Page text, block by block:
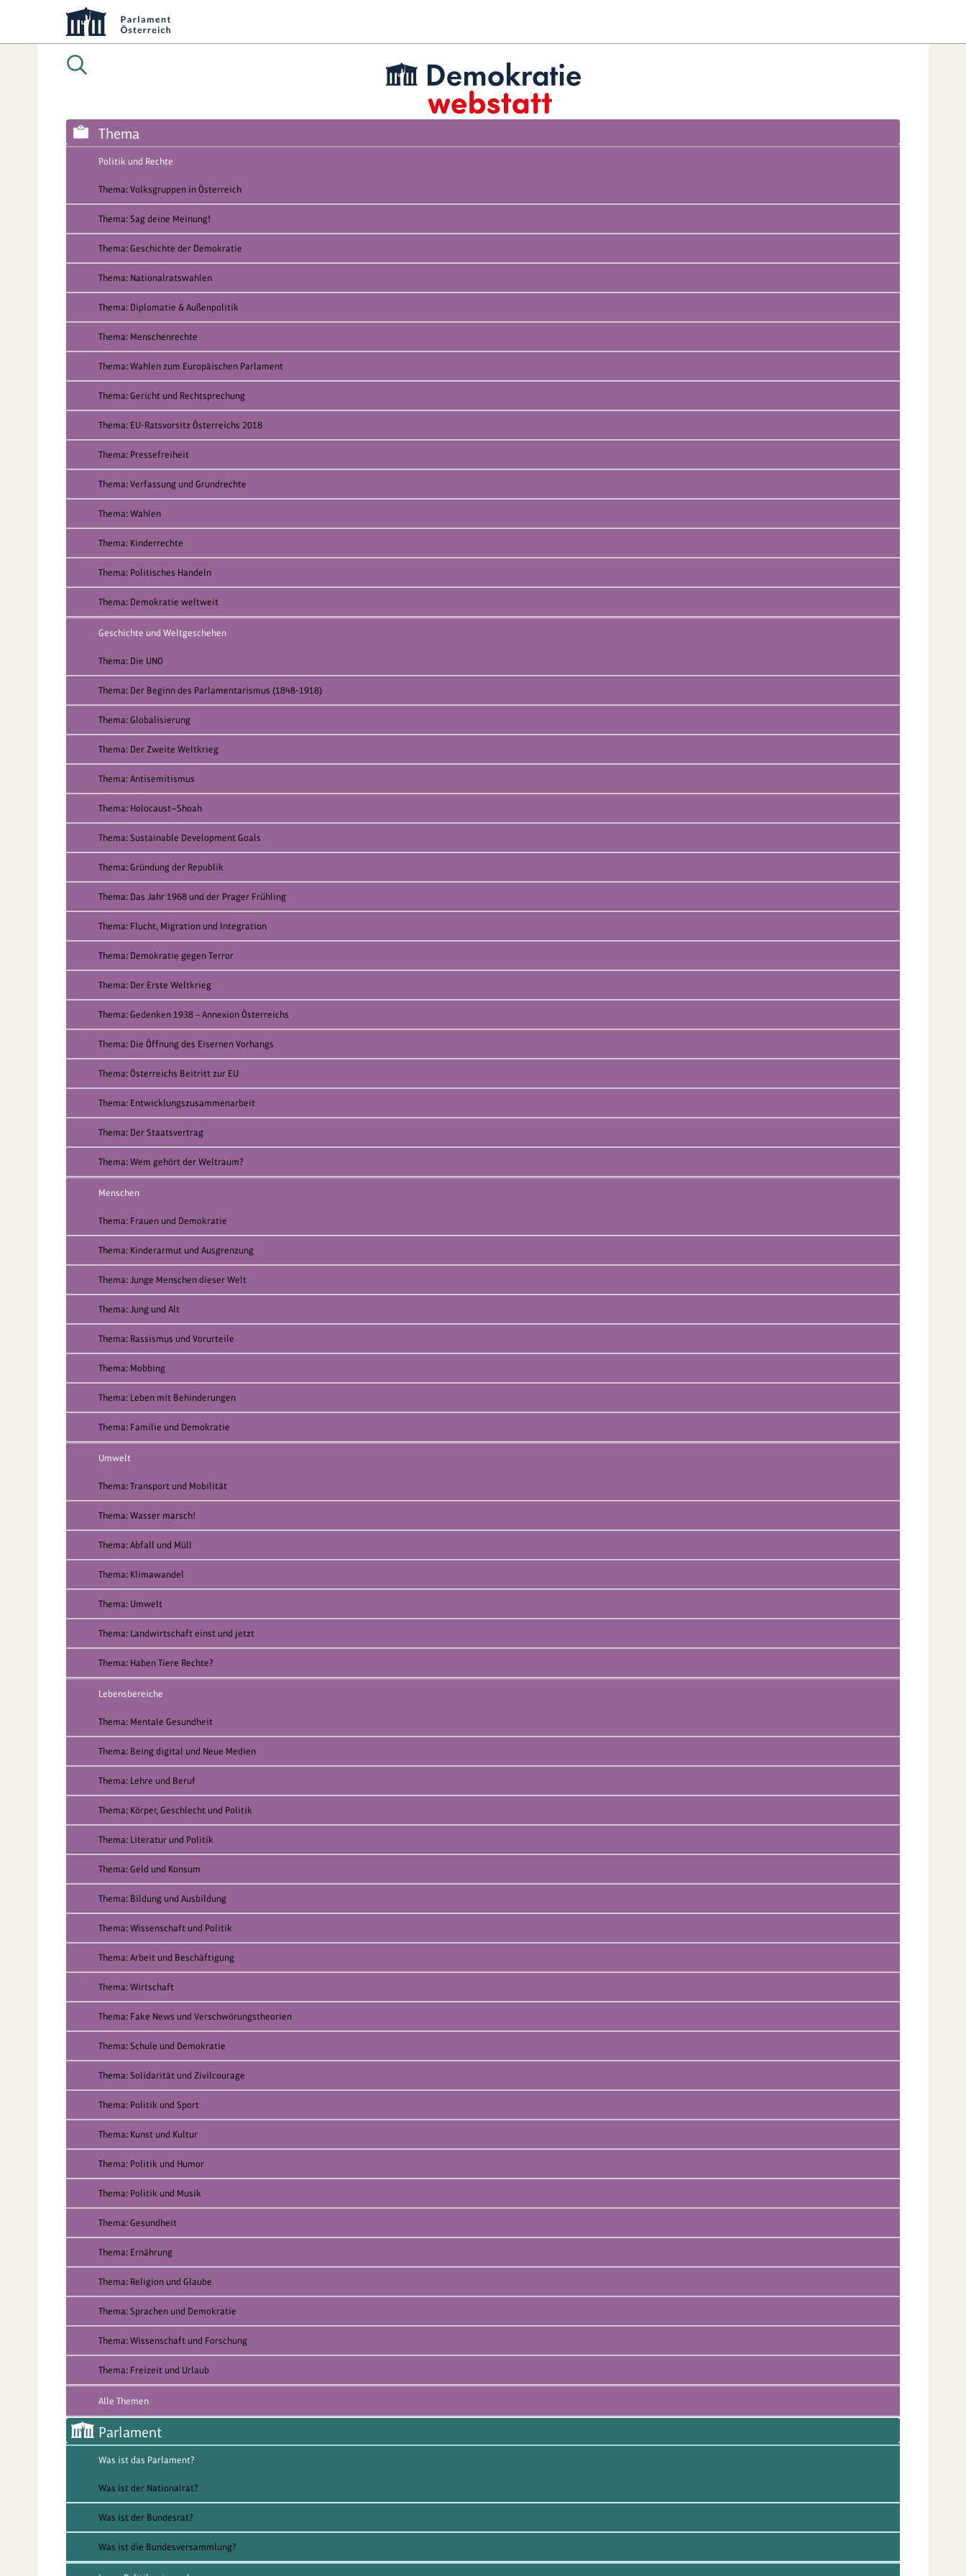
Thema
Politik und Rechte
Thema: Volksgruppen in Österreich
Thema: Sag deine Meinung!
Thema: Geschichte der Demokratie
Thema: Nationalratswahlen
Thema: Diplomatie & Außenpolitik
Thema: Menschenrechte
Thema: Wahlen zum Europäischen Parlament
Thema: Gericht und Rechtsprechung
Thema: EU-Ratsvorsitz Österreichs 2018
Thema: Pressefreiheit
Thema: Verfassung und Grundrechte
Thema: Wahlen
Thema: Kinderrechte
Thema: Politisches Handeln
Thema: Demokratie weltweit
Geschichte und Weltgeschehen
Thema: Die UNO
Thema: Der Beginn des Parlamentarismus (1848-1918)
Thema: Globalisierung
Thema: Der Zweite Weltkrieg
Thema: Antisemitismus
Thema: Holocaust—Shoah
Thema: Sustainable Development Goals
Thema: Gründung der Republik
Thema: Das Jahr 1968 und der Prager Frühling
Thema: Flucht, Migration und Integration
Thema: Demokratie gegen Terror
Thema: Der Erste Weltkrieg
Thema: Gedenken 1938 – Annexion Österreichs
Thema: Die Öffnung des Eisernen Vorhangs
Thema: Österreichs Beitritt zur EU
Thema: Entwicklungszusammenarbeit
Thema: Der Staatsvertrag
Thema: Wem gehört der Weltraum?
Menschen
Thema: Frauen und Demokratie
Thema: Kinderarmut und Ausgrenzung
Thema: Junge Menschen dieser Welt
Thema: Jung und Alt
Thema: Rassismus und Vorurteile
Thema: Mobbing
Thema: Leben mit Behinderungen
Thema: Familie und Demokratie
Umwelt
Thema: Transport und Mobilität
Thema: Wasser marsch!
Thema: Abfall und Müll
Thema: Klimawandel
Thema: Umwelt
Thema: Landwirtschaft einst und jetzt
Thema: Haben Tiere Rechte?
Lebensbereiche
Thema: Mentale Gesundheit
Thema: Being digital und Neue Medien
Thema: Lehre und Beruf
Thema: Körper, Geschlecht und Politik
Thema: Literatur und Politik
Thema: Geld und Konsum
Thema: Bildung und Ausbildung
Thema: Wissenschaft und Politik
Thema: Arbeit und Beschäftigung
Thema: Wirtschaft
Thema: Fake News und Verschwörungstheorien
Thema: Schule und Demokratie
Thema: Solidarität und Zivilcourage
Thema: Politik und Sport
Thema: Kunst und Kultur
Thema: Politik und Humor
Thema: Politik und Musik
Thema: Gesundheit
Thema: Ernährung
Thema: Religion und Glaube
Thema: Sprachen und Demokratie
Thema: Wissenschaft und Forschung
Thema: Freizeit und Urlaub
Alle Themen
Parlament
Was ist das Parlament?
Was ist der Nationalrat?
Was ist der Bundesrat?
Was ist die Bundesversammlung?